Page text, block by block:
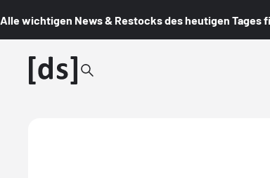
Alle wichtigen News & Restocks des heutigen Tages